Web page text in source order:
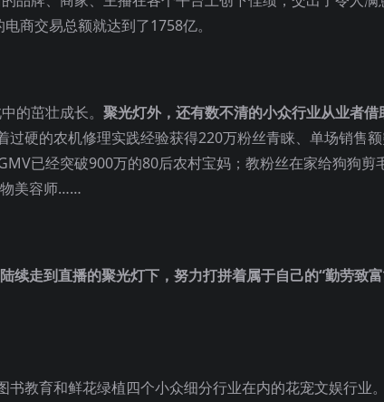
商交易总额就达到了1758亿。
的茁壮成长。 聚光灯外，还有数不清的小众行业从业者借
过硬的农机修理实践经验获得220万粉丝青睐、单场销售
已经突破900万的80后农村宝妈；教粉丝在家给狗狗剪毛
物美容师……
续走到直播的聚光灯下，努力打拼着属于自己的“勤劳致
教育和鲜花绿植四个小众细分行业在内的花宠文娱行业。